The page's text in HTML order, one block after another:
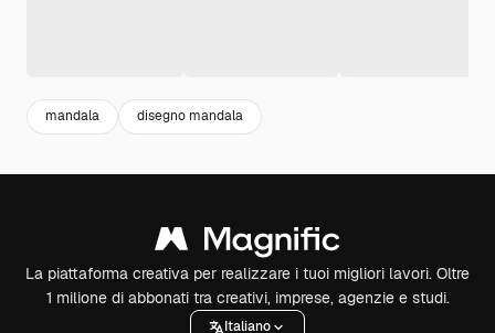
mandala disegno mandala
La piattaforma creativa per realizzare i tuoi migliori lavori. Oltre
1 milione di abbonati tra creativi, imprese, agenzie e studi.
Italiano